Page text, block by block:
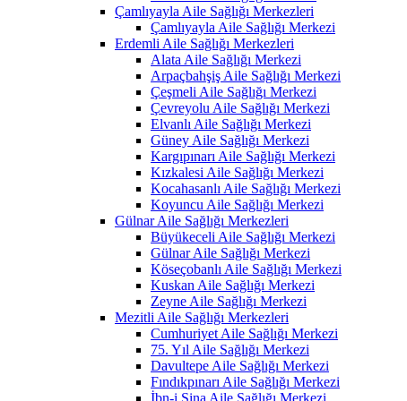
Çamlıyayla Aile Sağlığı Merkezleri
Çamlıyayla Aile Sağlığı Merkezi
Erdemli Aile Sağlığı Merkezleri
Alata Aile Sağlığı Merkezi
Arpaçbahşiş Aile Sağlığı Merkezi
Çeşmeli Aile Sağlığı Merkezi
Çevreyolu Aile Sağlığı Merkezi
Elvanlı Aile Sağlığı Merkezi
Güney Aile Sağlığı Merkezi
Kargıpınarı Aile Sağlığı Merkezi
Kızkalesi Aile Sağlığı Merkezi
Kocahasanlı Aile Sağlığı Merkezi
Koyuncu Aile Sağlığı Merkezi
Gülnar Aile Sağlığı Merkezleri
Büyükeceli Aile Sağlığı Merkezi
Gülnar Aile Sağlığı Merkezi
Köseçobanlı Aile Sağlığı Merkezi
Kuskan Aile Sağlığı Merkezi
Zeyne Aile Sağlığı Merkezi
Mezitli Aile Sağlığı Merkezleri
Cumhuriyet Aile Sağlığı Merkezi
75. Yıl Aile Sağlığı Merkezi
Davultepe Aile Sağlığı Merkezi
Fındıkpınarı Aile Sağlığı Merkezi
İbn-i Sina Aile Sağlığı Merkezi